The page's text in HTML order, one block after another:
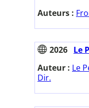
Auteurs :
2026 Le
Auteur : Le
Dir.